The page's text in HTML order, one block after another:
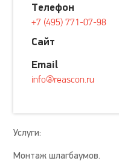
Телефон
+7 (495) 771-07-98
Сайт
Email
info@reascon.ru
Услуги:
Монтаж шлагбаумов.